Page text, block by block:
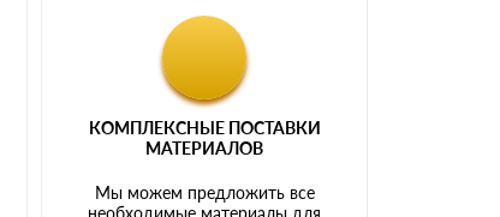
КОМПЛЕКСНЫЕ ПОСТАВКИ
МАТЕРИАЛОВ
Мы можем предложить все
необходимые материалы для